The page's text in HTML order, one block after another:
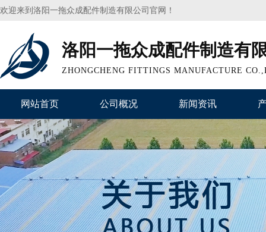
欢迎来到洛阳一拖众成配件制造有限公司官网！
洛阳一拖众成配件制造有
ZHONGCHENG FITTINGS MANUFACTURE
网站首页 公司概况 新闻资讯